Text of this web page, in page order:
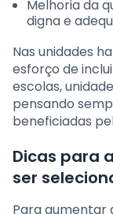
Melhoria da
digna e
Nas unidades
esforço de
escolas,
pensando
beneficiadas
Dicas para
ser
Para aumentar